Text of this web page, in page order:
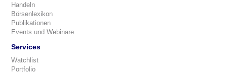
Handeln
Börsenlexikon
Publikationen
Events und Webinare
Services
Watchlist
Portfolio